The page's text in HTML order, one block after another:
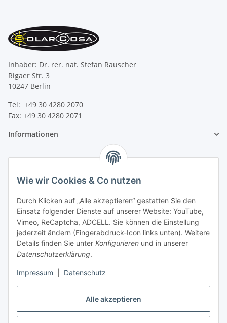
Alle akzeptieren
Wie wir Cookies & Co nutzen
Durch Klicken auf „Alle akzeptieren“ gestatten Sie den
Einsatz folgender Dienste auf unserer Website: YouTube,
Vimeo, ReCaptcha, ADCELL. Sie können die Einstellung
jederzeit ändern (Fingerabdruck-Icon links unten). Weitere
Details finden Sie unter Konfigurieren und in unserer
Datenschutzerklärung.
Impressum Datenschutz
Inhaber: Dr. rer. nat. Stefan Rauscher
Rigaer Str. 3
10247 Berlin
Tel: +49 30 4280 2070
Fax: +49 30 4280 2071
Informationen
Vertrag widerrufen